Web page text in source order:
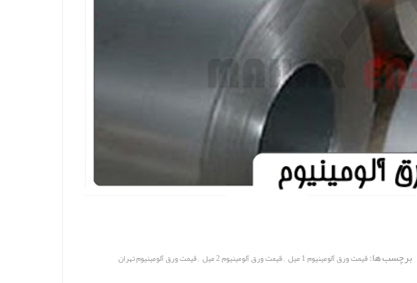
برچسب ها:قیمت ورق آلومینیوم 1 میل ,قیمت ورق آلومینیوم 2 میل ,قیمت ورق آلومینیوم تهران